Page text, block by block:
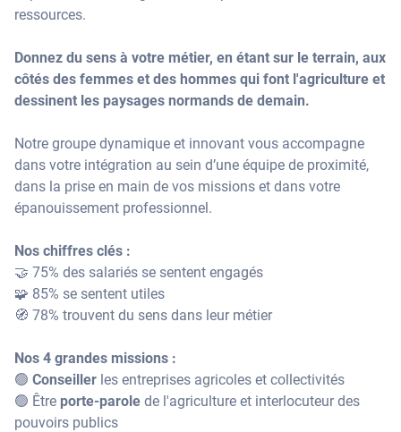
ressources.
Donnez du sens à votre métier, en étant sur le terrain, aux
côtés des femmes et des hommes qui font l'agriculture et
dessinent les paysages normands de demain.
Notre groupe dynamique et innovant vous accompagne
dans votre intégration au sein d’une équipe de proximité,
dans la prise en main de vos missions et dans votre
épanouissement professionnel.
Nos chiffres clés :
🤝 75% des salariés se sentent engagés
🧩 85% se sentent utiles
🧭 78% trouvent du sens dans leur métier
Nos 4 grandes missions :
🟢 Conseiller les entreprises agricoles et collectivités
🟢 Être porte-parole de l'agriculture et interlocuteur des
pouvoirs publics